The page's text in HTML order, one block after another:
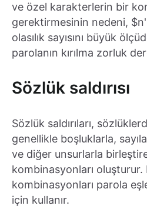
ve özel karakterlerin bir
gerektirmesinin nedeni,
olasılık sayısını büyük
parolanın kırılma zorluk
Sözlük saldırısı
Sözlük saldırıları,
genellikle boşluklarla,
ve diğer unsurlarla
kombinasyonları oluşturur.
kombinasyonları parola
için kullanır.